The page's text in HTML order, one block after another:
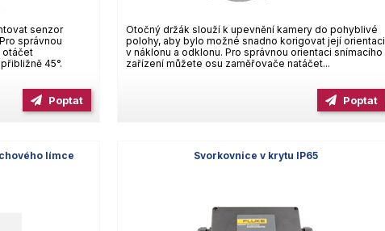
senzor
správnou
otáčet
45°.
Poptat
Otočný držák slouží k upevnění kamery do pohyblivé
polohy, aby bylo možné snadno korigovat její orientaci
v náklonu a odklonu. Pro správnou orientaci snímacího
zařízení můžete osu zaměřovače natáčet...
Poptat
límce Svorkovnice v krytu IP65